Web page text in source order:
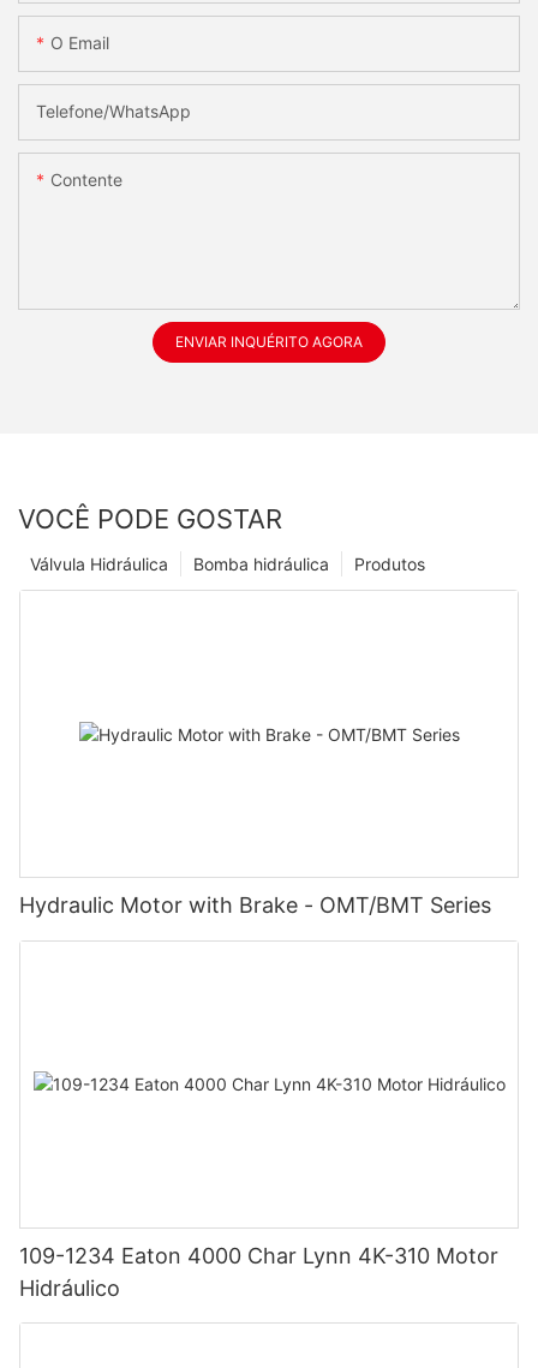
O Email
Telefone/whatsApp
Contente
ENVIAR INQUÉRITO AGORA
VOCÊ PODE GOSTAR
Produtos
Bomba hidráulica
Válvula Hidráulica
Hydraulic Motor with Brake - OMT/BMT Series
109-1234 Eaton 4000 Char Lynn 4K-310 Motor
Hidráulico